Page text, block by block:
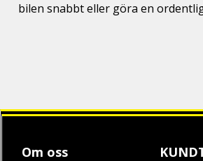
bilen snabbt eller göra en
Om oss